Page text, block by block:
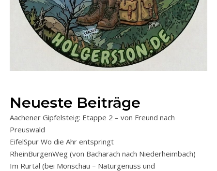
Neueste Beiträge
Aachener Gipfelsteig: Etappe 2 – von Freund nach
Preuswald
EifelSpur Wo die Ahr entspringt
RheinBurgenWeg (von Bacharach nach Niederheimbach)
Im Rurtal (bei Monschau – Naturgenuss und